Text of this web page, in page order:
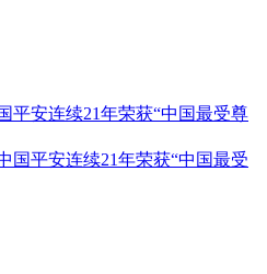
平安连续21年荣获“中国最受尊